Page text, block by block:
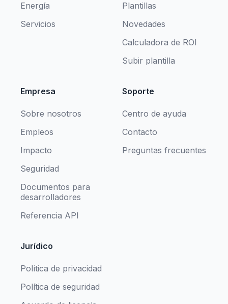
Energía
Servicios
Plantillas
Novedades
Calculadora de ROI
Subir plantilla
Empresa
Sobre nosotros
Empleos
Impacto
Seguridad
Documentos para
desarrolladores
Referencia API
Soporte
Centro de ayuda
Contacto
Preguntas frecuentes
Jurídico
Política de privacidad
Política de seguridad